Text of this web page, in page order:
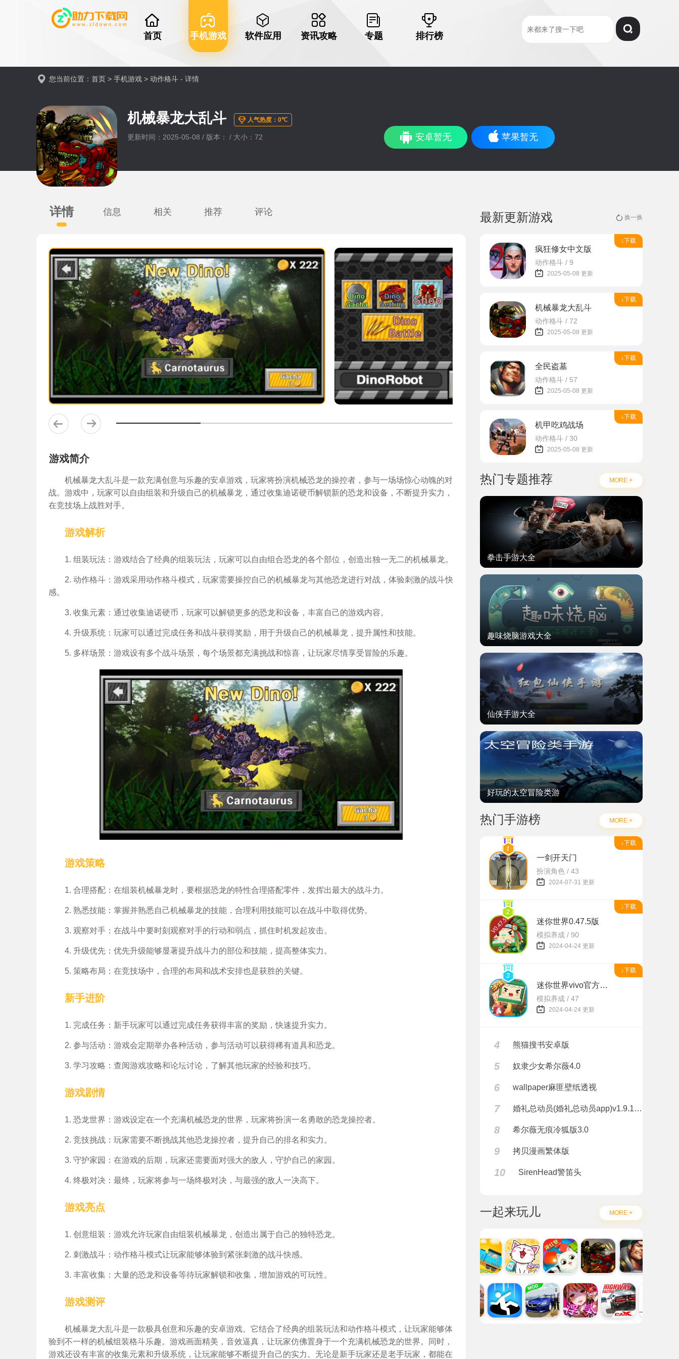
首页 手机游戏 软件应用 资讯攻略 专题 排行榜
您当前位置： 首页 > 手机游戏 > 动作格斗 - 详情
机械暴龙大乱斗 人气热度：0℃
更新时间：2025-05-08 / 版本： / 大小：72 安卓暂无 苹果暂无
详情 信息 相关 推荐 评论
游戏简介
机械暴龙大乱斗是一款充满创意与乐趣的安卓游戏，玩家将扮演机械恐龙的操控者，参与一场场惊心动魄的对
战。游戏中，玩家可以自由组装和升级自己的机械暴龙，通过收集迪诺硬币解锁新的恐龙和设备，不断提升实力，
在竞技场上战胜对手。
游戏解析
1. 组装玩法：游戏结合了经典的组装玩法，玩家可以自由组合恐龙的各个部位，创造出独一无二的机械暴龙。
2. 动作格斗：游戏采用动作格斗模式，玩家需要操控自己的机械暴龙与其他恐龙进行对战，体验刺激的战斗快
感。
3. 收集元素：通过收集迪诺硬币，玩家可以解锁更多的恐龙和设备，丰富自己的游戏内容。
4. 升级系统：玩家可以通过完成任务和战斗获得奖励，用于升级自己的机械暴龙，提升属性和技能。
5. 多样场景：游戏设有多个战斗场景，每个场景都充满挑战和惊喜，让玩家尽情享受冒险的乐趣。
游戏策略
1. 合理搭配：在组装机械暴龙时，要根据恐龙的特性合理搭配零件，发挥出最大的战斗力。
2. 熟悉技能：掌握并熟悉自己机械暴龙的技能，合理利用技能可以在战斗中取得优势。
3. 观察对手：在战斗中要时刻观察对手的行动和弱点，抓住时机发起攻击。
4. 升级优先：优先升级能够显著提升战斗力的部位和技能，提高整体实力。
5. 策略布局：在竞技场中，合理的布局和战术安排也是获胜的关键。
新手进阶
1. 完成任务：新手玩家可以通过完成任务获得丰富的奖励，快速提升实力。
2. 参与活动：游戏会定期举办各种活动，参与活动可以获得稀有道具和恐龙。
3. 学习攻略：查阅游戏攻略和论坛讨论，了解其他玩家的经验和技巧。
游戏剧情
1. 恐龙世界：游戏设定在一个充满机械恐龙的世界，玩家将扮演一名勇敢的恐龙操控者。
2. 竞技挑战：玩家需要不断挑战其他恐龙操控者，提升自己的排名和实力。
3. 守护家园：在游戏的后期，玩家还需要面对强大的敌人，守护自己的家园。
4. 终极对决：最终，玩家将参与一场终极对决，与最强的敌人一决高下。
游戏亮点
1. 创意组装：游戏允许玩家自由组装机械暴龙，创造出属于自己的独特恐龙。
2. 刺激战斗：动作格斗模式让玩家能够体验到紧张刺激的战斗快感。
3. 丰富收集：大量的恐龙和设备等待玩家解锁和收集，增加游戏的可玩性。
游戏测评
机械暴龙大乱斗是一款极具创意和乐趣的安卓游戏。它结合了经典的组装玩法和动作格斗模式，让玩家能够体
验到不一样的机械组装格斗乐趣。游戏画面精美，音效逼真，让玩家仿佛置身于一个充满机械恐龙的世界。同时，
游戏还设有丰富的收集元素和升级系统，让玩家能够不断提升自己的实力。无论是新手玩家还是老手玩家，都能在
最新更新游戏 换一换
↓下载
疯狂修女中文版
动作格斗 / 9
2025-05-08 更新
↓下载
机械暴龙大乱斗
动作格斗 / 72
2025-05-08 更新
↓下载
全民盗墓
动作格斗 / 57
2025-05-08 更新
↓下载
机甲吃鸡战场
动作格斗 / 30
2025-05-08 更新
热门专题推荐 MORE +
拳击手游大全
趣味烧脑游戏大全
仙侠手游大全
好玩的太空冒险类游
热门手游榜 MORE +
↓下载
一剑开天门
扮演角色 / 43
2024-07-31 更新
↓下载
迷你世界0.47.5版
模拟养成 / 90
2024-04-24 更新
↓下载
迷你世界vivo官方正版
模拟养成 / 47
2024-04-24 更新
4 熊猫搜书安卓版
5 奴隶少女希尔薇4.0
6 wallpaper麻匪壁纸透视
7 婚礼总动员(婚礼总动员app)v1.9.1 安卓正式版
8 希尔薇无痕冷狐版3.0
9 拷贝漫画繁体版
10 SirenHead警笛头
一起来玩儿 MORE +